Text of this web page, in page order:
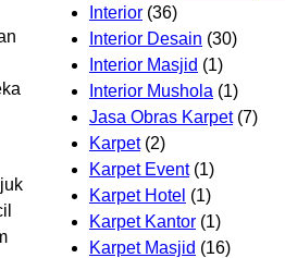
Interior (36)
Interior Desain (30)
Interior Masjid (1)
Interior Mushola (1)
Jasa Obras Karpet(7)
Karpet(2)
Karpet Event(1)
Karpet Hotel (1)
Karpet Kantor (1)
Karpet Masjid (16)